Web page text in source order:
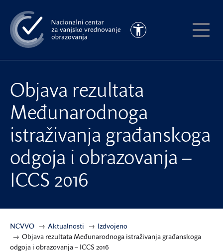
na
glavni
sadržaj
Pristupačnost
Objava rezultata
Međunarodnoga
istraživanja građanskoga
odgoja i obrazovanja –
ICCS 2016
NCVVO Aktualnosti
Izdvojeno
Objava rezultata Međunarodnoga istraživanja građanskoga
odgoja i obrazovanja – ICCS 2016